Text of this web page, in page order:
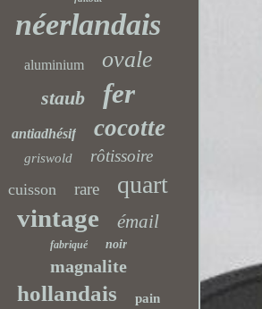
néerlandais
aluminium ovale
staub fer
antiadhésif cocotte
griswold rôtissoire
cuisson rare quart
vintage émail
fabriqué noir
magnalite
hollandais pain